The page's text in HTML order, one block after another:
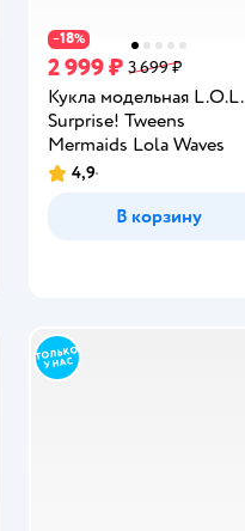
−18%
2 999 ₽ 3 699 ₽
Кукла модельная L.O.L.
Surprise! Tweens
Mermaids Lola Waves
Рейтинг:
4,9
В корзину